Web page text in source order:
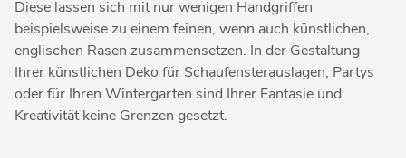
Diese lassen sich mit nur wenigen Handgriffen
beispielsweise zu einem feinen, wenn auch künstlichen,
englischen Rasen zusammensetzen. In der Gestaltung
Ihrer künstlichen Deko für Schaufensterauslagen, Partys
oder für Ihren Wintergarten sind Ihrer Fantasie und
Kreativität keine Grenzen gesetzt.